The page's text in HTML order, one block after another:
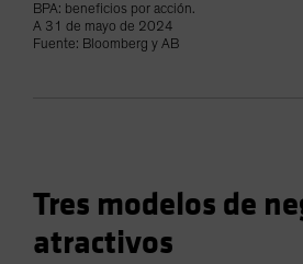
BPA: beneficios por acción.
A 31 de mayo de 2024
Fuente: Bloomberg y AB
Tres modelos de
atractivos